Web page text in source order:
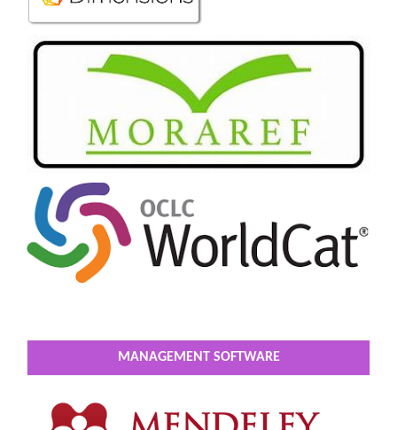
MANAGEMENT SOFTWARE